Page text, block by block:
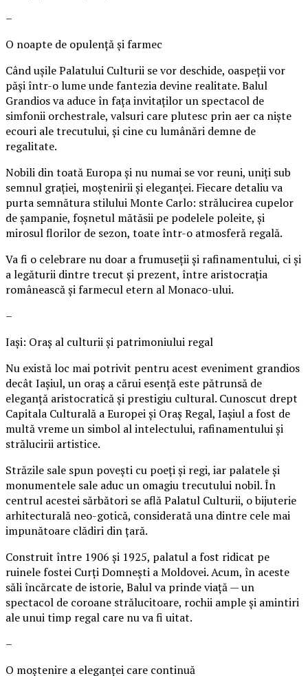
–
O noapte de opulență și farmec
Când ușile Palatului Culturii se vor deschide, oaspeții vor
păși într-o lume unde fantezia devine realitate. Balul
Grandios va aduce în fața invitaților un spectacol de
simfonii orchestrale, valsuri care plutesc prin aer ca niște
ecouri ale trecutului, și cine cu lumânări demne de
regalitate.
Nobili din toată Europa și nu numai se vor reuni, uniți sub
semnul grației, moștenirii și eleganței. Fiecare detaliu va
purta semnătura stilului Monte Carlo: strălucirea cupelor
de șampanie, foșnetul mătăsii pe podelele poleite, și
mirosul florilor de sezon, toate într-o atmosferă regală.
Va fi o celebrare nu doar a frumuseții și rafinamentului, ci și
a legăturii dintre trecut și prezent, între aristocrația
românească și farmecul etern al Monaco-ului.
–
Iași: Oraș al culturii și patrimoniului regal
Nu există loc mai potrivit pentru acest eveniment grandios
decât Iașiul, un oraș a cărui esență este pătrunsă de
eleganță aristocratică și prestigiu cultural. Cunoscut drept
Capitala Culturală a Europei și Oraș Regal, Iașiul a fost de
multă vreme un simbol al intelectului, rafinamentului și
strălucirii artistice.
Străzile sale spun povești cu poeți și regi, iar palatele și
monumentele sale aduc un omagiu trecutului nobil. În
centrul acestei sărbători se află Palatul Culturii, o bijuterie
arhitecturală neo-gotică, considerată una dintre cele mai
impunătoare clădiri din țară.
Construit între 1906 și 1925, palatul a fost ridicat pe
ruinele fostei Curți Domnești a Moldovei. Acum, în aceste
săli încărcate de istorie, Balul va prinde viață — un
spectacol de coroane strălucitoare, rochii ample și amintiri
ale unui timp regal care nu va fi uitat.
–
O moștenire a eleganței care continuă